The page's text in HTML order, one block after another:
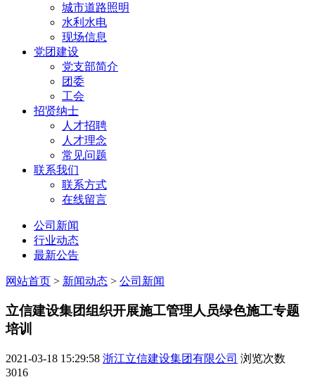
城市道路照明
水利水电
现场信息
党团建设
党支部简介
团委
工会
招贤纳士
人才招聘
人才理念
常见问题
联系我们
联系方式
在线留言
公司新闻
行业动态
最新公告
网站首页 > 新闻动态 > 公司新闻
立信建设集团组织开展施工管理人员绿色施工专题
培训
2021-03-18 15:29:58 浙江立信建设集团有限公司 浏览次数
3016